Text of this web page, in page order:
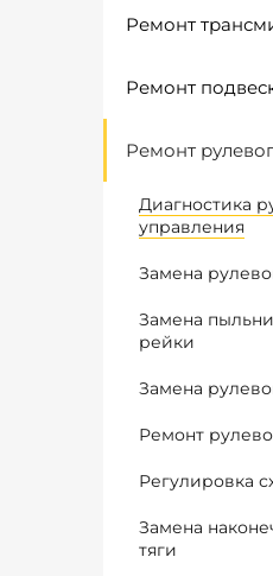
Ремонт
Ремонт
Ремонт
Диагностика
управления
Замена
Замена
рейки
Замена
Ремонт
Регулировка
Замена
тяги